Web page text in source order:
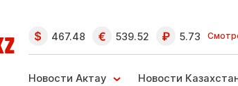
467.48 539.52 5.73
Новости Актау Новости